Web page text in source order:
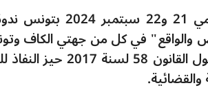
نظمت جمعية المرأة والمواطنة
والواقع" في كل من جهتي الكاف
هذه الدراسة إثر مرور ستّ